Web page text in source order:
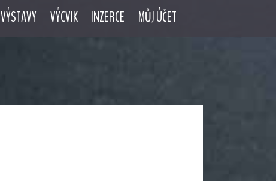
VÝSTAVY VÝCVIK INZERCE MŮJ ÚČET